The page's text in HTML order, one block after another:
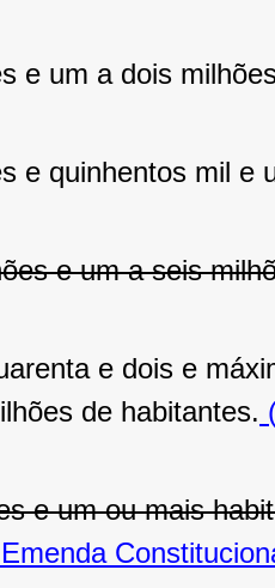
e um a dois
e quinhentos mil e
e um a seis
e dois e
de habitantes.
e um ou mais